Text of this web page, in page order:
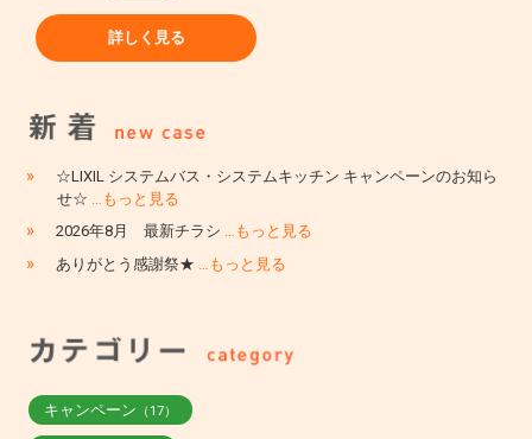
詳しく見る
»
☆LIXIL システムバス・システムキッチン キャンペーンのお知ら
せ☆ …もっと見る
» 2026年8月 最新チラシ …もっと見る
» ありがとう感謝祭★ …もっと見る
キャンペーン （17）